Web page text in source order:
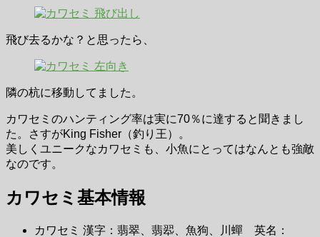
飛び去るかな？と思ったら、
隣の杭に移動してました。
カワセミのハンティング率は実に70％に達すると聞きまし
た。さすがKing Fisher（釣り王）。
美しくユニークなカワセミも、小魚にとってはなんとも強敵
なのです。
カワセミ基本情報
カワセミ 漢字：翡翠、翡翆、魚狗、川蟬 英名：